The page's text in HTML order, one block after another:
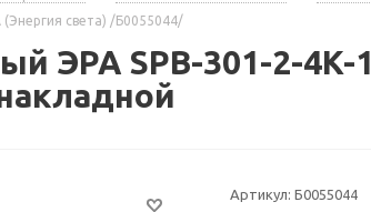
света) /Б0055044/
ЭРА SPB-301-2-4K-
Артикул: Б0055044